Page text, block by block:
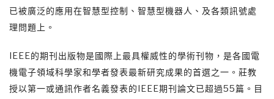
已被廣泛的應用在智慧型控制、智慧型機器人、及各類訊號處
理問題上。
IEEE的期刊出版物是國際上最具權威性的學術刊物，是各國電
機電子領域科學家和學者發表最新研究成果的首選之一。莊教
授以第一或通訊作者名義發表的IEEE期刊論文已超過55篇。目